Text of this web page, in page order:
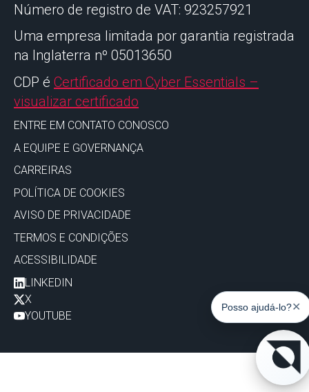
Número de registro de VAT: 923257921
Uma empresa limitada por garantia registrada
na Inglaterra nº 05013650
CDP é Certificado em Cyber Essentials –
visualizar certificado
ENTRE EM CONTATO CONOSCO
A EQUIPE E GOVERNANÇA
CARREIRAS
POLÍTICA DE COOKIES
AVISO DE PRIVACIDADE
TERMOS E CONDIÇÕES
ACESSIBILIDADE
LINKEDIN
X
YOUTUBE
Posso ajudá-lo?✕